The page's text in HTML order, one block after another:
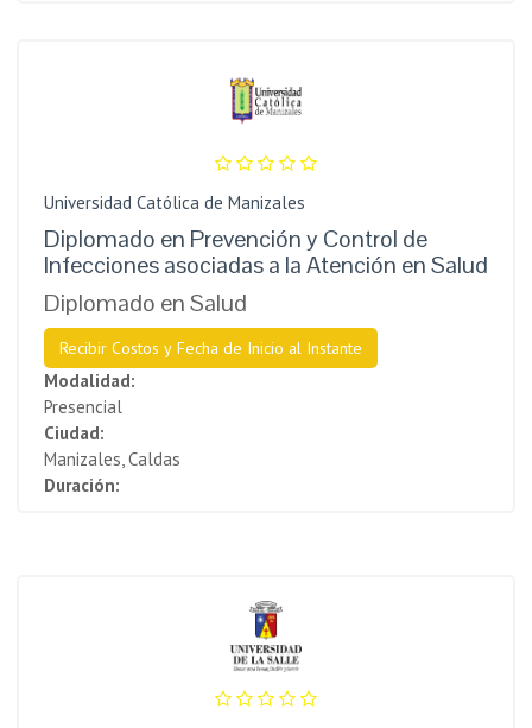
Universidad Católica de Manizales
Diplomado en Prevención y Control de
Infecciones asociadas a la Atención en Salud
Diplomado en Salud
Recibir Costos y Fecha de Inicio al Instante
Modalidad:
Presencial
Ciudad:
Manizales, Caldas
Duración: